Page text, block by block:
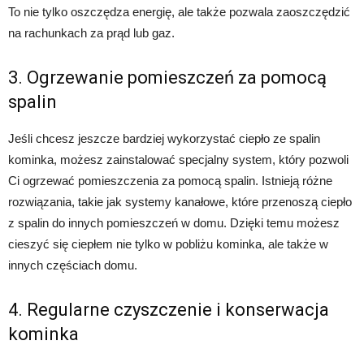
To nie tylko oszczędza energię, ale także pozwala zaoszczędzić
na rachunkach za prąd lub gaz.
3. Ogrzewanie pomieszczeń za pomocą
spalin
Jeśli chcesz jeszcze bardziej wykorzystać ciepło ze spalin
kominka, możesz zainstalować specjalny system, który pozwoli
Ci ogrzewać pomieszczenia za pomocą spalin. Istnieją różne
rozwiązania, takie jak systemy kanałowe, które przenoszą ciepło
z spalin do innych pomieszczeń w domu. Dzięki temu możesz
cieszyć się ciepłem nie tylko w pobliżu kominka, ale także w
innych częściach domu.
4. Regularne czyszczenie i konserwacja
kominka